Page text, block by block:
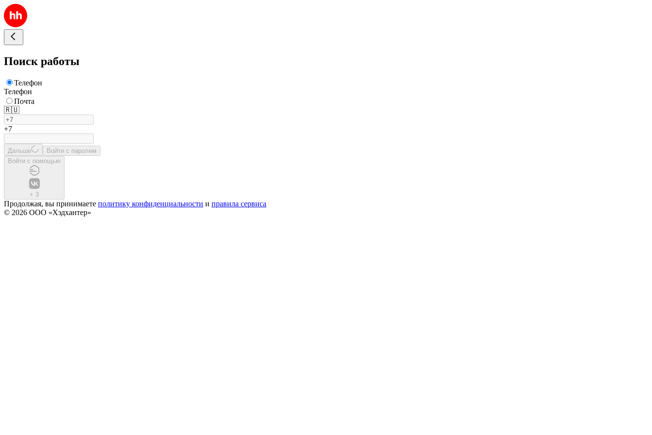
Поиск работы
Телефон
Телефон
Почта
🇷🇺
+7
Дальше
Войти с паролем
Войти с помощью
+ 3
Продолжая, вы принимаете политику конфиденциальности и правила сервиса
© 2026 ООО «Хэдхантер»